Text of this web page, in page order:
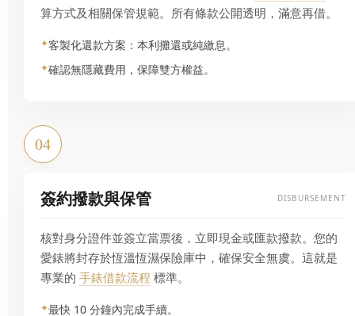
算方式及相關保管規範。所有條款公開透明，滿意再借。
客製化還款方案：本利攤還或純繳息。
確認無隱藏費用，保障雙方權益。
04
簽約撥款與保管 DISBURSEMENT
核對身分證件並簽立當票後，立即現金或匯款撥款。您的
愛錶將封存於恆溫恆濕保險庫中，確保安全無虞。這就是
專業的 手錶借款流程 標準。
最快 10 分鐘內完成手續。